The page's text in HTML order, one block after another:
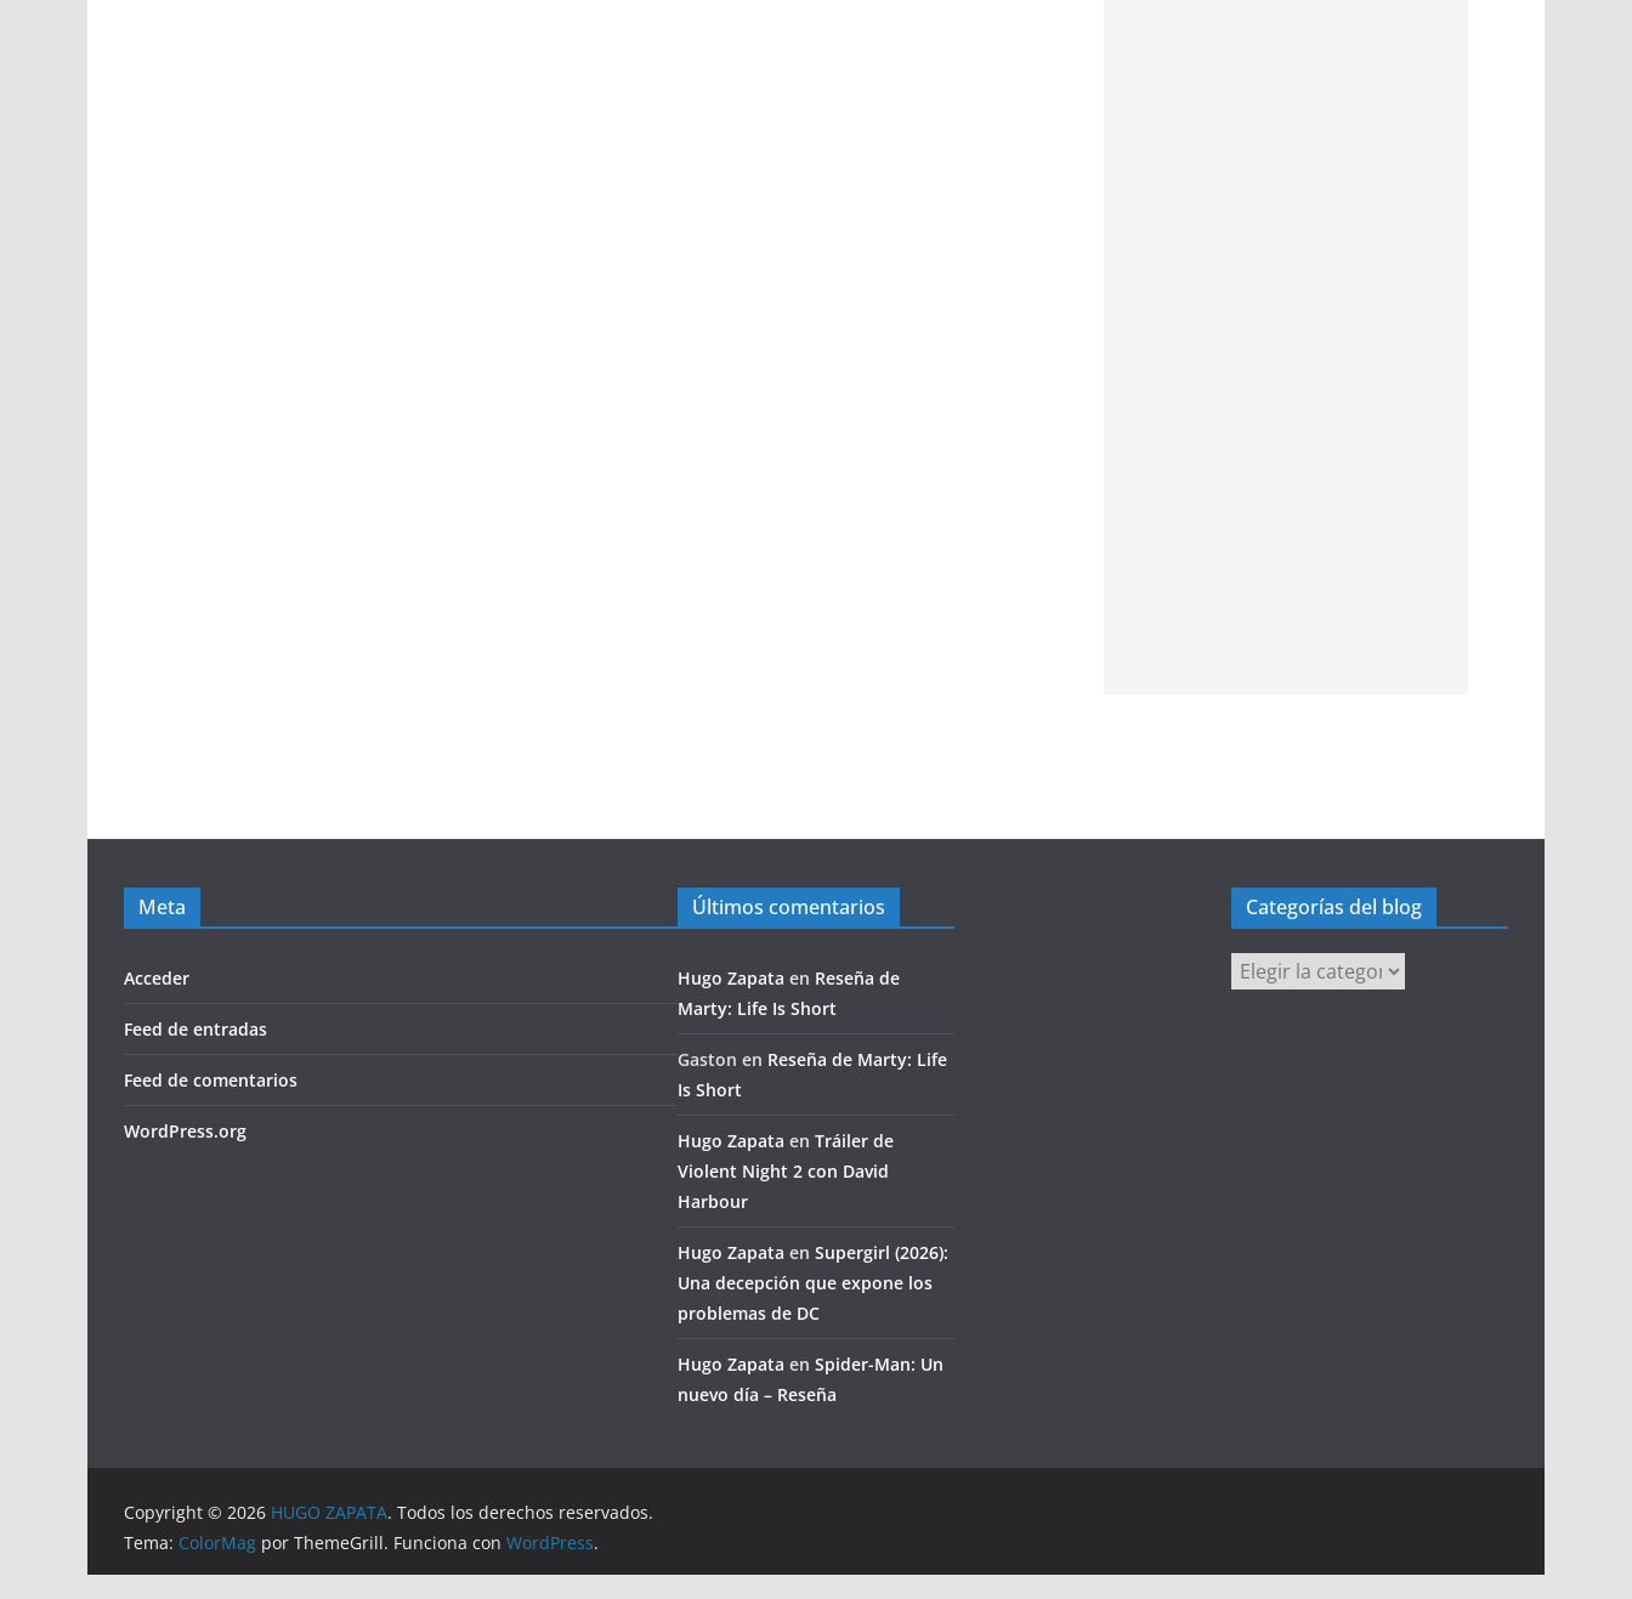
Meta
Acceder
Feed de entradas
Feed de comentarios
WordPress.org
Últimos comentarios
Hugo Zapata en Reseña de
Marty: Life Is Short
Gaston en Reseña de Marty: Life
Is Short
Hugo Zapata en Tráiler de
Violent Night 2 con David
Harbour
Hugo Zapata en Supergirl (2026):
Una decepción que expone los
problemas de DC
Hugo Zapata en Spider-Man: Un
nuevo día – Reseña
Categorías del blog
Categorías
del
Copyright © 2026 HUGO ZAPATA. Todos los derechos reservados.
Tema: ColorMag por ThemeGrill. Funciona con WordPress.